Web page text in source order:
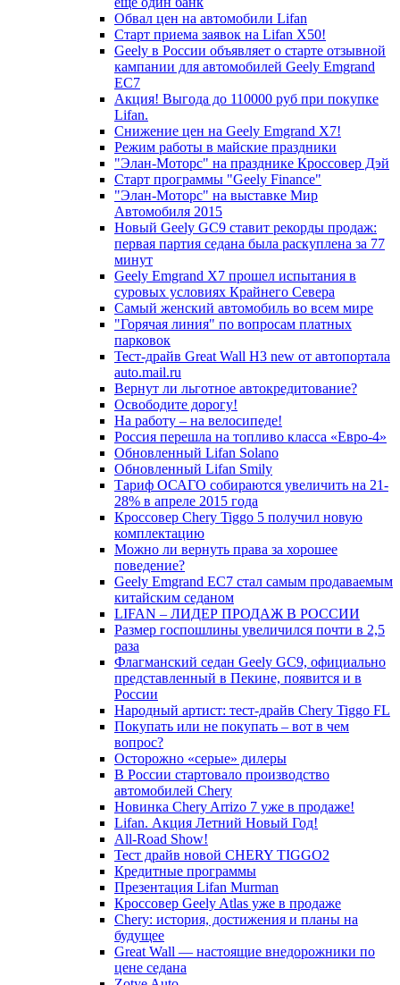
Обвал цен на автомобили Lifan
Старт приема заявок на Lifan X50!
Geely в России объявляет о старте отзывной
кампании для автомобилей Geely Emgrand
EC7
Акция! Выгода до 110000 руб при покупке
Lifan.
Снижение цен на Geely Emgrand X7!
Режим работы в майские праздники
"Элан-Моторс" на празднике Кроссовер Дэй
Старт программы "Geely Finance"
"Элан-Моторс" на выставке Мир
Автомобиля 2015
Новый Geely GC9 ставит рекорды продаж:
первая партия седана была раскуплена за 77
минут
Geely Emgrand X7 прошел испытания в
суровых условиях Крайнего Севера
Самый женский автомобиль во всем мире
"Горячая линия" по вопросам платных
парковок
Тест-драйв Great Wall H3 new от автопортала
auto.mail.ru
Вернут ли льготное автокредитование?
Освободите дорогу!
На работу – на велосипеде!
Россия перешла на топливо класса «Евро-4»
Обновленный Lifan Solano
Обновленный Lifan Smily
Тариф ОСАГО собираются увеличить на 21-
28% в апреле 2015 года
Кроссовер Chery Tiggo 5 получил новую
комплектацию
Можно ли вернуть права за хорошее
поведение?
Geely Emgrand EC7 стал самым продаваемым
китайским седаном
LIFAN – ЛИДЕР ПРОДАЖ В РОССИИ
Размер госпошлины увеличился почти в 2,5
раза
Флагманский седан Geely GC9, официально
представленный в Пекине, появится и в
России
Народный артист: тест-драйв Chery Tiggo FL
Покупать или не покупать – вот в чем
вопрос?
Осторожно «серые» дилеры
В России стартовало производство
автомобилей Chery
Новинка Chery Arrizo 7 уже в продаже!
Lifan. Акция Летний Новый Год!
All-Road Show!
Тест драйв новой CHERY TIGGO2
Кредитные программы
Презентация Lifan Murman
Кроссовер Geely Atlas уже в продаже
Chery: история, достижения и планы на
будущее
Great Wall — настоящие внедорожники по
цене седана